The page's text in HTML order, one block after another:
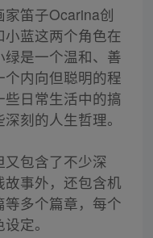
笛子Ocarina创
蓝这两个角色在
是一个温和、善
内向但聪明的程
日常生活中的搞
刻的人生哲理。
包含了不少深
事外，还包含机
多个篇章，每个
定。